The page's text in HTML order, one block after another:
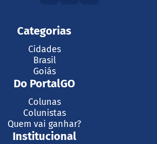
Categorias
Cidades
Brasil
Goiás
Do PortalGO
Colunas
Colunistas
Quem vai ganhar?
Institucional